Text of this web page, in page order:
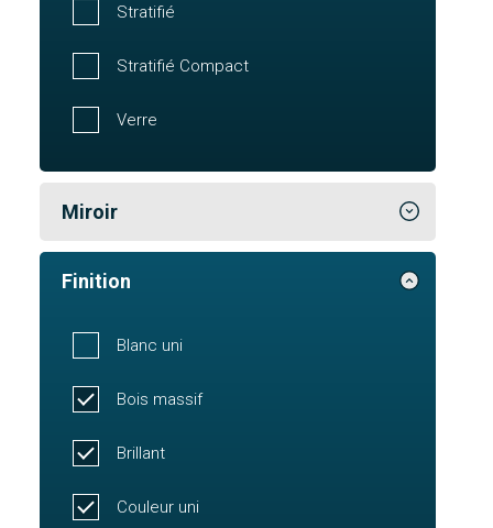
Stratifié
Stratifié Compact
Verre
Miroir
Finition
Blanc uni
Bois massif
Brillant
Couleur uni